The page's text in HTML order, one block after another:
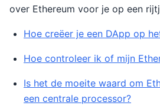
over Ethereum voor je op een
Hoe creëer je een DApp op
Hoe controleer ik of mijn
Is het de moeite waard om
een centrale processor?